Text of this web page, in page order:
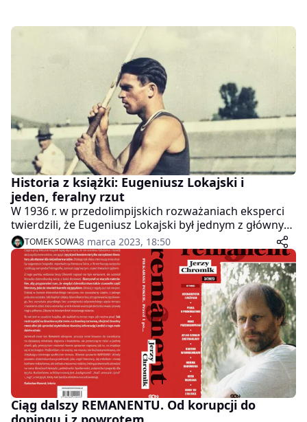
Historia z książki: Eugeniusz Lokajski i
jeden, feralny rzut
W 1936 r. w przedolimpijskich rozważaniach eksperci
twierdzili, że Eugeniusz Lokajski był jednym z głównych
faworytów do zdobycia złota w rzucie oszczepem w
Berlinie. Za 28-letnim wychowankiem Warszawianki
przemawiały i liczby, i forma. Niestety, jedna decyzja,
jeden pechowy rzut zniweczył wszystko…
TOMEK SOWA8 marca 2023, 18:50
Ciąg dalszy REMANENTU. Od korupcji do